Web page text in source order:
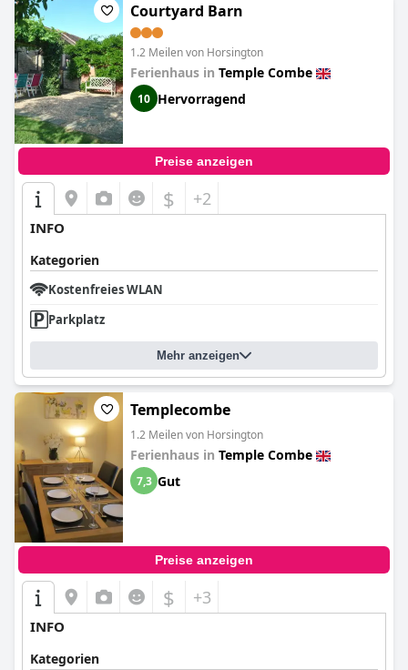
Courtyard Barn
1.2 Meilen von Horsington
Ferienhaus in Temple Combe
10 Hervorragend
Preise anzeigen
$ +2
INFO
Kategorien
Kostenfreies WLAN
Parkplatz
Mehr anzeigen
Templecombe
1.2 Meilen von Horsington
Ferienhaus in Temple Combe
7,3 Gut
Preise anzeigen
$ +3
INFO
Kategorien